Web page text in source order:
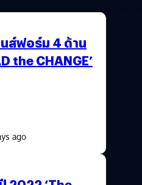
ส์ฟอร์ม 4 ด้าน
the CHANGE’
ago